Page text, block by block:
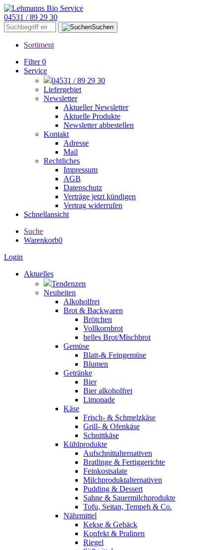
04531 / 89 29 30
Suchen
Sortiment
Filter 0
Service
04531 / 89 29 30
Liefergebiet
Newsletter
Aktueller Newsletter
Aktuelle Produkte
Newsletter abbestellen
Kontakt
Adresse
Mail
Rechtliches
Impressum
AGB
Datenschutz
Verträge jetzt kündigen
Vertrag widerrufen
Schnellansicht
Suche
Warenkorb0
Login
Aktuelles
Tendenzen
Neuheiten
Alkoholfrei
Brot & Backwaren
Brötchen
Vollkornbrot
helles Brot/Mischbrot
Gemüse
Blatt-& Feingemüse
Blumen
Getränke
Bier
Bier alkoholfrei
Limonade
Käse
Frisch- & Schmelzkäse
Grill- & Ofenkäse
Schnittkäse
Kühlprodukte
Aufschnittalternativen
Bratlinge & Fertiggerichte
Feinkostsalate
Milchproduktalternativen
Pudding & Dessert
Sahne & Sauermilchprodukte
Tofu, Seitan, Tempeh & Co.
Nährmittel
Kekse & Gebäck
Konfekt & Pralinen
Riegel